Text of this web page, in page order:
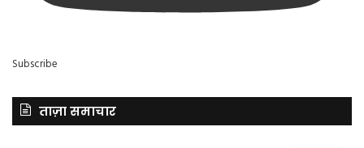
Subscribe
ताज़ा समाचार